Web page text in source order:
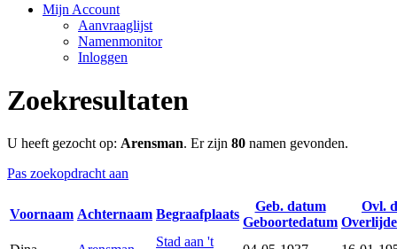
Mijn Account
Aanvraaglijst
Namenmonitor
Inloggen
Zoekresultaten
U heeft gezocht op: Arensman. Er zijn 80 namen gevonden.
Pas zoekopdracht aan
Voornaam Achternaam Begraafplaats
Geb. datum
Geboortedatum
Ovl.
Stad aan 't